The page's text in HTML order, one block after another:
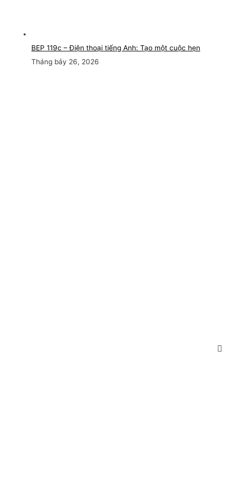
BEP 119c – Điện thoại tiếng Anh: Tạo một cuộc hẹn
Tháng bảy 26, 2026